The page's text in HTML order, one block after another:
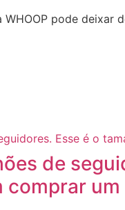
WHOOP pode
de
comprar